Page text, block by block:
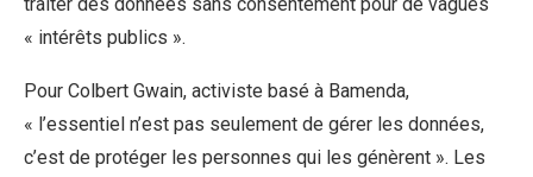
« intérêts publics ».
Pour Colbert Gwain, activiste basé à Bamenda,
« l’essentiel n’est pas seulement de gérer les données,
c’est de protéger les personnes qui les génèrent ». Les